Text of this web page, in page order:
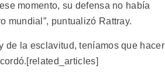
momento, su defensa no había
mundial”, puntualizó Rattray.
de la esclavitud, teníamos que hacer